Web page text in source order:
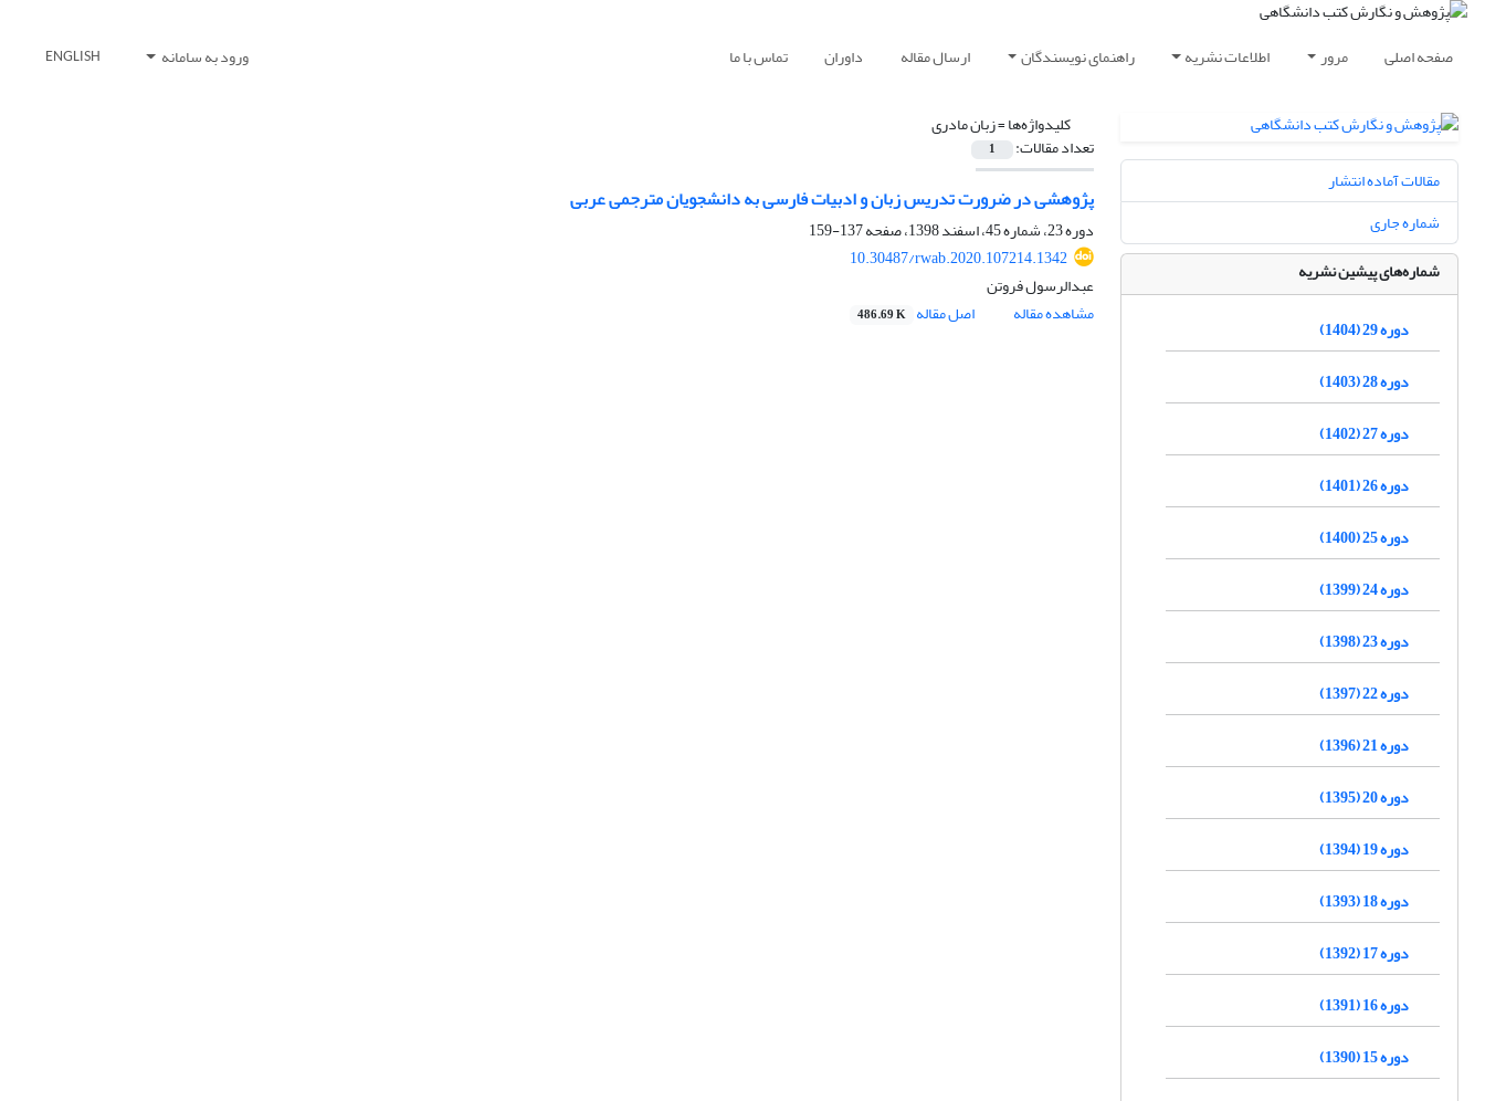
صفحه اصلی مرور اطلاعات نشریه راهنمای نویسندگان ارسال مقاله داوران تماس با ما ورود به سامانه ENGLISH
کلیدواژه‌ها =زبان مادری
تعداد مقالات: 1
پژوهشی در ضرورت تدریس زبان و ادبیات فارسی به دانشجویان مترجمی عربی
دوره 23، شماره 45، اسفند 1398، صفحه
137-159
10.30487/rwab.2020.107214.1342
عبدالرسول فروتن
مشاهده مقاله
اصل مقاله 486.69 K
مقالات آماده انتشار
شماره جاری
شماره‌های پیشین نشریه
دوره 29 (1404)
دوره 28 (1403)
دوره 27 (1402)
دوره 26 (1401)
دوره 25 (1400)
دوره 24 (1399)
دوره 23 (1398)
دوره 22 (1397)
دوره 21 (1396)
دوره 20 (1395)
دوره 19 (1394)
دوره 18 (1393)
دوره 17 (1392)
دوره 16 (1391)
دوره 15 (1390)